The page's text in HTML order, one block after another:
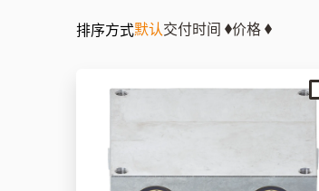
排序方式默认交付时间 价格